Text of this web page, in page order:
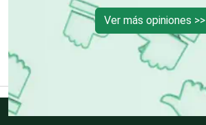
Desperdicios Industriales
Ver más opiniones >>